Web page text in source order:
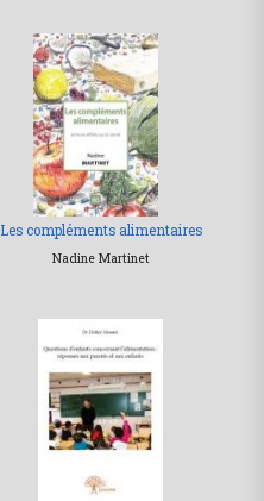
Les compléments alimentaires
Nadine Martinet